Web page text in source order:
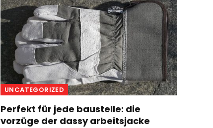
UNCATEGORIZED
Perfekt für jede baustelle: die
vorzüge der dassy arbeitsjacke